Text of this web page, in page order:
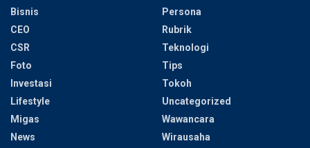
Bisnis
CEO
CSR
Foto
Investasi
Lifestyle
Migas
News
Persona
Rubrik
Teknologi
Tips
Tokoh
Uncategorized
Wawancara
Wirausaha